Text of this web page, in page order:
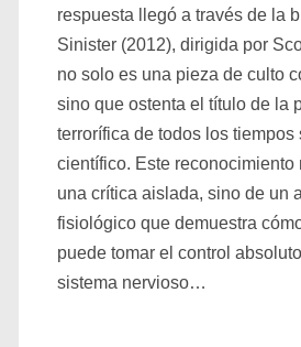
respuesta llegó a través de la
Sinister (2012), dirigida por
no solo es una pieza de culto
sino que ostenta el título de la
terrorífica de todos los tiempos
científico. Este reconocimiento
una crítica aislada, sino de un
fisiológico que demuestra
puede tomar el control
sistema nervioso…